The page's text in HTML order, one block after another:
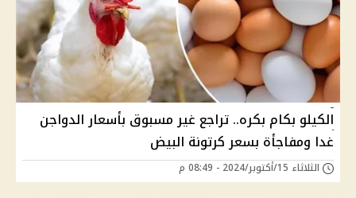
الكيلو بكام بكره.. تراجع غير مسبوق بأسعار الدواجن
غدا ومفاجأة بسعر كرتونة البيض
الثلاثاء 15/أكتوبر/2024 - 08:49 م